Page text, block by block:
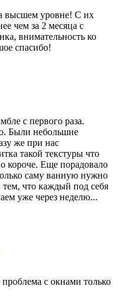
высшем уровне! С их
чем за 2 месяца с
внимательность ко
спасибо!
с первого раза.
Были небольшие
же при нас
такой текстуры что
короче. Еще порадовало
саму ванную нужно
тем, что каждый под себя
уже через неделю...
с окнами только